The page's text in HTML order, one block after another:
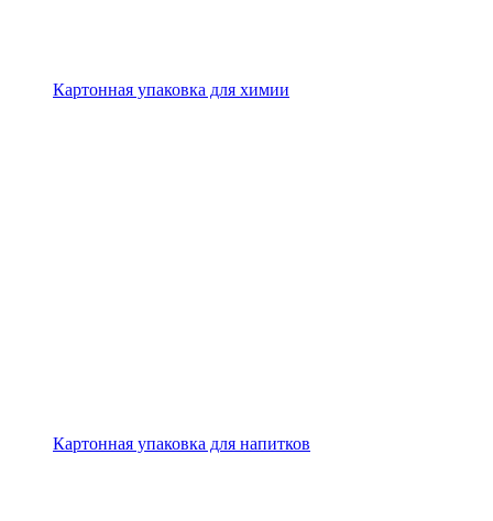
Картонная упаковка для химии
Картонная упаковка для напитков